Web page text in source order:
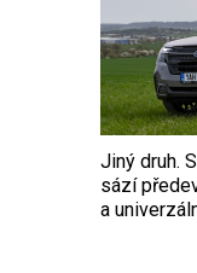
Jiný druh.
sází
a